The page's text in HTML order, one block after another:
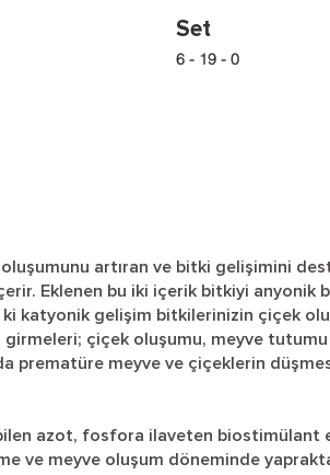
Set
6 - 19 - 0
artıran ve bitki gelişimini
Eklenen bu iki içerik bitkiyi anyonik
katyonik gelişim bitkilerinizin çiçek
girmeleri; çiçek oluşumu, meyve
prematüre meyve ve çiçeklerin
azot, fosfora ilaveten biostimülant
ve meyve oluşum döneminde